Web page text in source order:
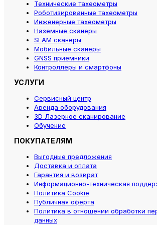
Технические тахеометры
Роботизированные тахеометры
Инженерные тахеометры
Наземные сканеры
SLAM сканеры
Мобильные сканеры
GNSS приемники
Контроллеры и смартфоны
УСЛУГИ
Сервисный центр
Аренда оборудования
3D Лазерное сканирование
Обучение
ПОКУПАТЕЛЯМ
Выгодные предложения
Доставка и оплата
Гарантия и возврат
Информационно-техническая
Политика Cookie
Публичная оферта
Политика в отношении обработки
данных